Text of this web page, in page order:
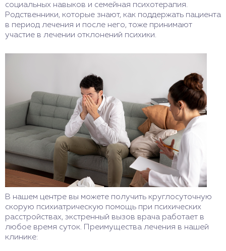
социальных навыков и семейная психотерапия.
Родственники, которые знают, как поддержать пациента
в период лечения и после него, тоже принимают
участие в лечении отклонений психики.
В нашем центре вы можете получить круглосуточную
скорую психиатрическую помощь при психических
расстройствах, экстренный вызов врача работает в
любое время суток. Преимущества лечения в нашей
клинике: